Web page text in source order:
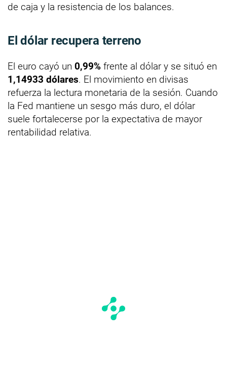
de caja y la resistencia de los balances.
El dólar recupera terreno
El euro cayó un 0,99% frente al dólar y se situó en
1,14933 dólares. El movimiento en divisas
refuerza la lectura monetaria de la sesión. Cuando
la Fed mantiene un sesgo más duro, el dólar
suele fortalecerse por la expectativa de mayor
rentabilidad relativa.